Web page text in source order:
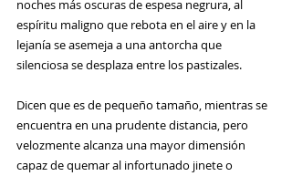
noches más oscuras de espesa negrura, al
espíritu maligno que rebota en el aire y en la
lejanía se asemeja a una antorcha que
silenciosa se desplaza entre los pastizales.
Dicen que es de pequeño tamaño, mientras se
encuentra en una prudente distancia, pero
velozmente alcanza una mayor dimensión
capaz de quemar al infortunado jinete o